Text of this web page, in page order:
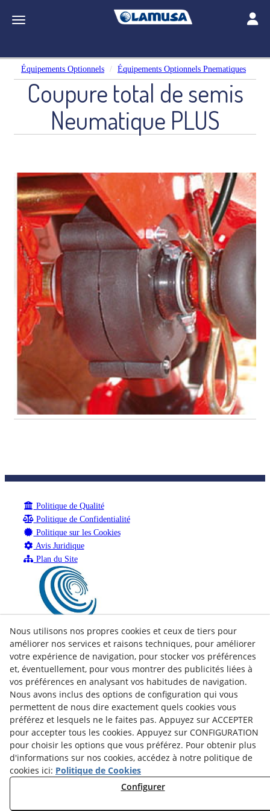
Toggle navigation
Équipements Optionnels Équipements Optionnels Pnematiques
Coupure total de semis
Neumatique PLUS
Politique de Qualité
Politique de Confidentialité
Politique sur les Cookies
Avis Juridique
Plan du Site
Nous utilisons nos propres cookies et ceux de tiers pour
améliorer nos services et raisons techniques, pour améliorer
votre expérience de navigation, pour stocker vos préférences
et, éventuellement, pour vous montrer des publicités liées à
vos préférences en analysant vos habitudes de navigation.
Nous avons inclus des options de configuration qui vous
permettent de nous dire exactement quels cookies vous
préférez et lesquels ne le faites pas. Appuyez sur ACCEPTER
pour accepter tous les cookies. Appuyez sur CONFIGURATION
pour choisir les options que vous préférez. Pour obtenir plus
d'informations sur nos cookies, accédez à notre politique de
cookies ici: Politique de Cookies
Configurer